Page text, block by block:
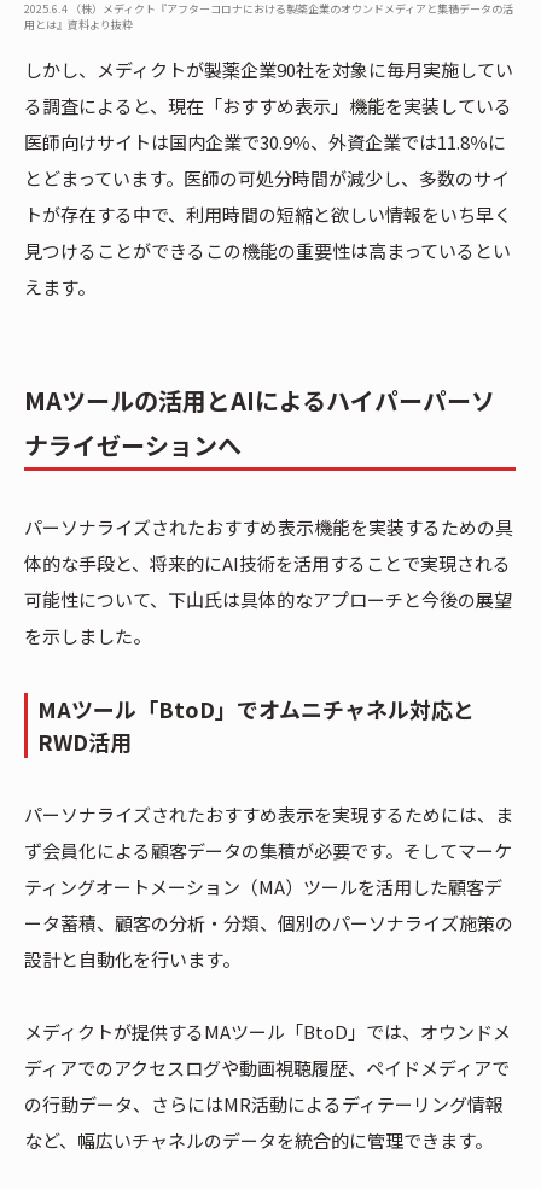
2025.6.4 （株）メディクト『アフターコロナにおける製薬企業のオウンドメディアと集積データの活
用とは』資料より抜粋
しかし、メディクトが製薬企業90社を対象に毎月実施してい
る調査によると、現在「おすすめ表示」機能を実装している
医師向けサイトは国内企業で30.9％、外資企業では11.8％に
とどまっています。医師の可処分時間が減少し、多数のサイ
トが存在する中で、利用時間の短縮と欲しい情報をいち早く
見つけることができるこの機能の重要性は高まっているとい
えます。
MAツールの活用とAIによるハイパーパーソ
ナライゼーションへ
パーソナライズされたおすすめ表示機能を実装するための具
体的な手段と、将来的にAI技術を活用することで実現される
可能性について、下山氏は具体的なアプローチと今後の展望
を示しました。
MAツール「BtoD」でオムニチャネル対応と
RWD活用
パーソナライズされたおすすめ表示を実現するためには、ま
ず会員化による顧客データの集積が必要です。そしてマーケ
ティングオートメーション（MA）ツールを活用した顧客デ
ータ蓄積、顧客の分析・分類、個別のパーソナライズ施策の
設計と自動化を行います。
メディクトが提供するMAツール「BtoD」では、オウンドメ
ディアでのアクセスログや動画視聴履歴、ペイドメディアで
の行動データ、さらにはMR活動によるディテーリング情報
など、幅広いチャネルのデータを統合的に管理できます。